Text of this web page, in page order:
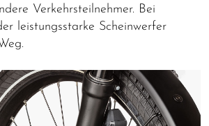
Verkehrsteilnehmer. Bei
leistungsstarke Scheinwerfer